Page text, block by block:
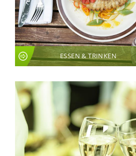
ESSEN & TRINKEN